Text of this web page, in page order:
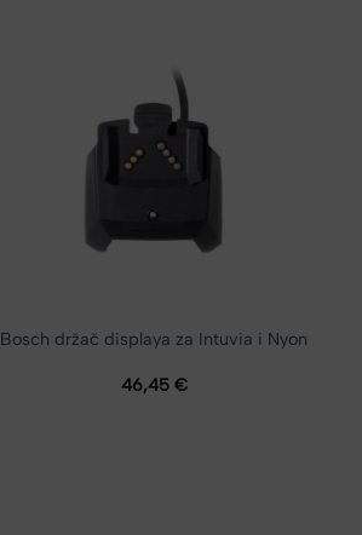
Bosch držač displaya za Intuvia i Nyon
46,45 €